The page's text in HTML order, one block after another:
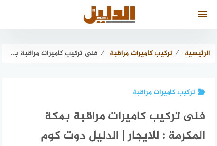
الرئيسية ⁄ تركيب كاميرات مراقبة ⁄ فنى تركيب كاميرات مراقبة بمكة المكرمة : للايجار | الدليل دوت كوم
تركيب كاميرات مراقبة
فنى تركيب كاميرات مراقبة بمكة
المكرمة : للايجار | الدليل دوت كوم